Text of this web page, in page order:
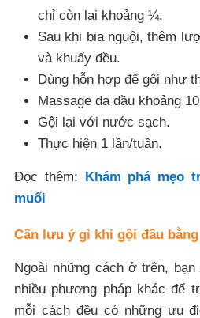
chỉ còn lại khoảng ¼.
Sau khi bia nguội, thêm
và khuấy đều.
Dùng hỗn hợp để gội như
Massage da đầu khoảng
Gội lại với nước sạch.
Thực hiện 1 lần/tuần.
Đọc thêm:
Khám phá mẹo
muối
Cần lưu ý gì khi gội đầu
Ngoài những cách ở trên,
nhiều phương pháp khác để
mỗi cách đều có những ưu